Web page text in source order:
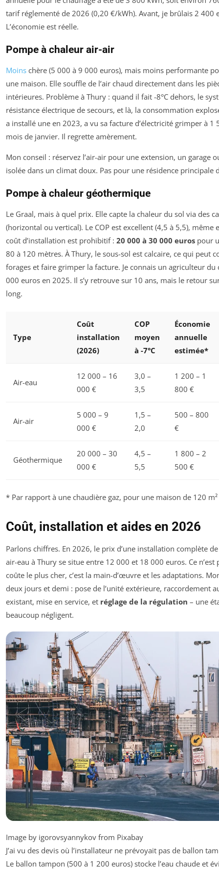
tarif réglementé de 2026 (0,20 €/kWh). Avant, je brûlais 2 400
L’économie est réelle.
Pompe à chaleur air-air
Moins chère (5 000 à 9 000 euros), mais moins performante
une maison. Elle souffle de l’air chaud directement dans les
intérieures. Problème à Thury : quand il fait -8°C dehors, le
résistance électrique de secours, et là, la consommation
a installé une en 2023, a vu sa facture d’électricité grimper à 1
mois de janvier. Il regrette amèrement.
Mon conseil : réservez l’air-air pour une extension, un garage
isolée dans un climat doux. Pas pour une résidence principale
Pompe à chaleur géothermique
Le Graal, mais à quel prix. Elle capte la chaleur du sol via des
(horizontal ou vertical). Le COP est excellent (4,5 à 5,5), même
coût d’installation est prohibitif : 20 000 à 30 000 euros pour
80 à 120 mètres. À Thury, le sous-sol est calcaire, ce qui peut
forages et faire grimper la facture. Je connais un agriculteur
000 euros en 2025. Il s’y retrouve sur 10 ans, mais le retour
long.
Type
Coût
installation
(2026)
COP
moyen
à -7°C
Économie
annuelle
estimée*
Air-eau
12 000 – 16
000 €
3,0 –
3,5
1 200 – 1
800 €
Air-air
5 000 – 9
000 €
1,5 –
2,0
500 – 800
€
Géothermique
20 000 – 30
000 €
4,5 –
5,5
1 800 – 2
500 €
* Par rapport à une chaudière gaz, pour une maison de 120
Coût, installation et aides en 2026
Parlons chiffres. En 2026, le prix d’une installation complète
air-eau à Thury se situe entre 12 000 et 18 000 euros. Ce
coûte le plus cher, c’est la main-d’œuvre et les adaptations.
deux jours et demi : pose de l’unité extérieure, raccordement
existant, mise en service, et réglage de la régulation – une
beaucoup négligent.
Image by igorovsyannykov from Pixabay
J’ai vu des devis où l’installateur ne prévoyait pas de ballon
Le ballon tampon (500 à 1 200 euros) stocke l’eau chaude et